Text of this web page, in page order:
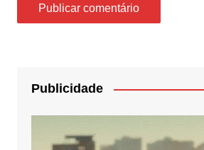
Publicidade